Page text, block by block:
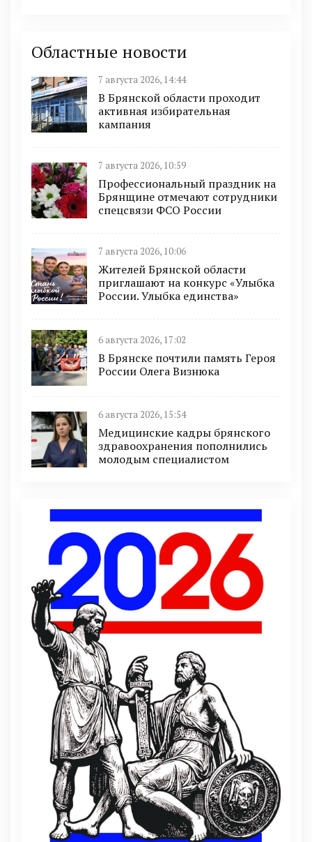
Областные новости
7 августа 2026, 14:44
В Брянской области проходит
активная избирательная
кампания
7 августа 2026, 10:59
Профессиональный праздник на
Брянщине отмечают сотрудники
спецсвязи ФСО России
7 августа 2026, 10:06
Жителей Брянской области
приглашают на конкурс «Улыбка
России. Улыбка единства»
6 августа 2026, 17:02
В Брянске почтили память Героя
России Олега Визнюка
6 августа 2026, 15:54
Медицинские кадры брянского
здравоохранения пополнились
молодым специалистом